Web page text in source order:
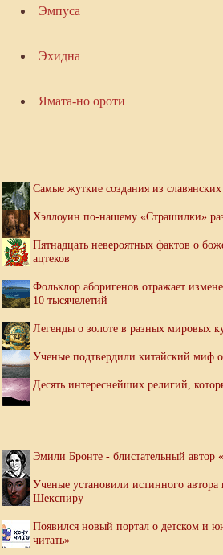
Эмпуса
Эхидна
Ямата-но ороти
Самые жуткие создания из
Хэллоуин по-нашему «Страшилки»
Пятнадцать невероятных фактов о
ацтеков
Фольклор аборигенов отражает
10 тысячелетий
Легенды о золоте в разных мировых
Ученые подтвердили китайский миф
Десять интереснейших религий,
Эмили Бронте - блистательный автор
Ученые установили истинного
Шекспиру
Появился новый портал о детском и
читать»